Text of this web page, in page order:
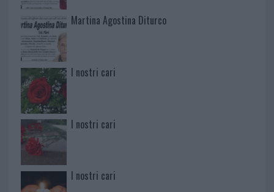
Martina Agostina Diturco
I nostri cari
I nostri cari
I nostri cari